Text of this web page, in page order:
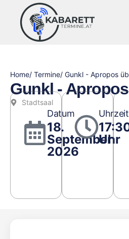
Home/ Termine/ Gunkl - Apropos
Gunkl -
Stadtsaal
Datum
18.
September
2026
Uhrzeit
Uhr